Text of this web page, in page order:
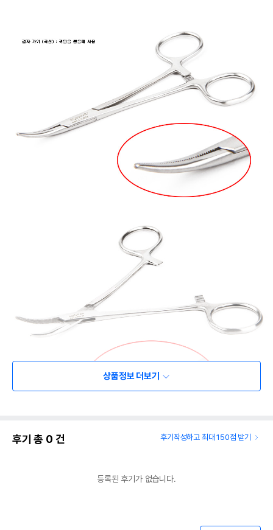
상품정보 더보기
후기 총 0 건 후기작성하고 최대 150점 받기
등록된 후기가 없습니다.